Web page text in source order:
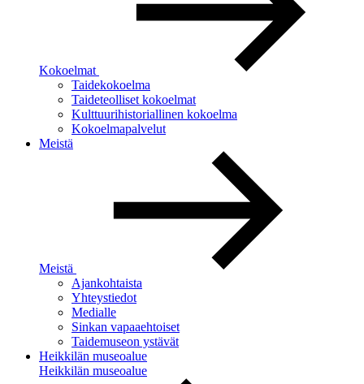
Kokoelmat
Taidekokoelma
Taideteolliset kokoelmat
Kulttuurihistoriallinen kokoelma
Kokoelmapalvelut
Meistä
Meistä
Ajankohtaista
Yhteystiedot
Medialle
Sinkan vapaaehtoiset
Taidemuseon ystävät
Heikkilän museoalue
Heikkilän museoalue